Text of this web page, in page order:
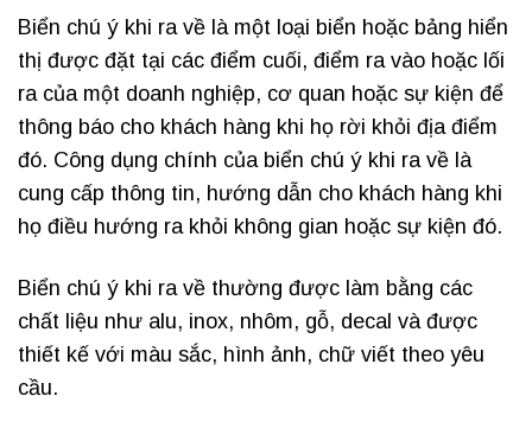
Biển chú ý khi ra về là một loại biển hoặc bảng hiển
thị được đặt tại các điểm cuối, điểm ra vào hoặc lối
ra của một doanh nghiệp, cơ quan hoặc sự kiện để
thông báo cho khách hàng khi họ rời khỏi địa điểm
đó. Công dụng chính của biển chú ý khi ra về là
cung cấp thông tin, hướng dẫn cho khách hàng khi
họ điều hướng ra khỏi không gian hoặc sự kiện đó.
Biển chú ý khi ra về thường được làm bằng các
chất liệu như alu, inox, nhôm, gỗ, decal và được
thiết kế với màu sắc, hình ảnh, chữ viết theo yêu
cầu.